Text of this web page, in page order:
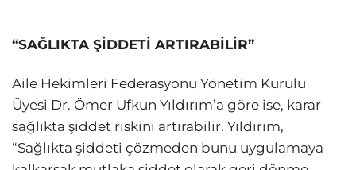
“SAĞLIKTA ŞİDDETİ ARTIRABİLİR”
Aile Hekimleri Federasyonu Yönetim Kurulu
Üyesi Dr. Ömer Ufkun Yıldırım’a göre ise, karar
sağlıkta şiddet riskini artırabilir. Yıldırım,
“Sağlıkta şiddeti çözmeden bunu uygulamaya